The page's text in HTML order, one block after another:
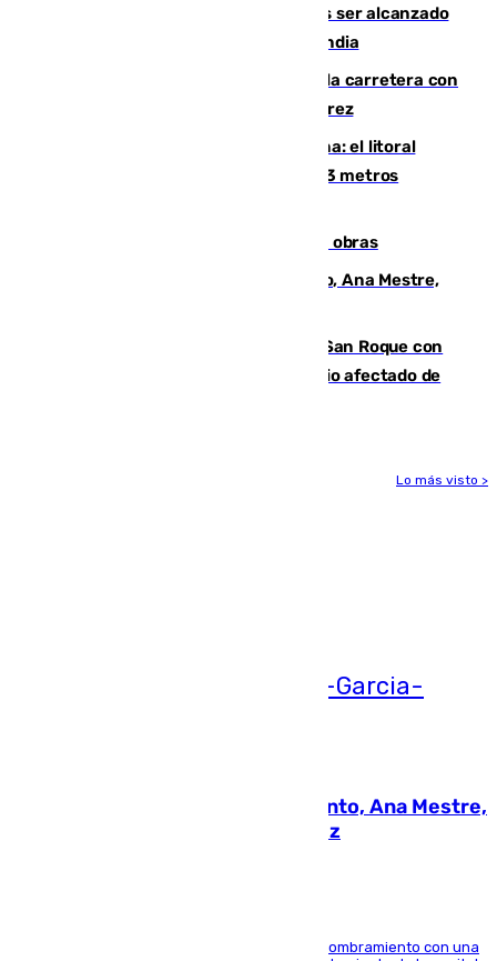
Un futbolista de 24 años muere tras ser alcanzado
por un rayo durante un partido en Tailandia
Muere un conductor tras salirse de la carretera con
su turismo en la A-480 a la altura de Jerez
Julio supera a junio en basura marina: el litoral
occidental malagueño recoge más de 33 metros
El Cádiz se afila ante un Granada en obras
La nueva presidenta del Parlamento, Ana Mestre,
Estabilizado el incendio forestal de San Roque con
19 familias aún desalojadas y un domicilio afectado de
Lo más visto >
La nueva presidenta del Parlamento, Ana Mestre,
hace parada institucional en Cádiz
Ana Mestre estrena su agenda oficial tras su nombramiento con una